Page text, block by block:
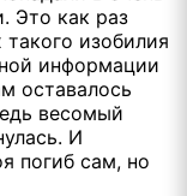
Это как раз
изобилия
информации
оставалось
весомый
И
погиб сам, но